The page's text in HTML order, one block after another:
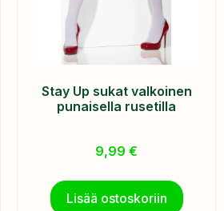
Stay Up sukat valkoinen
punaisella rusetilla
9,99€
Lisää ostoskoriin